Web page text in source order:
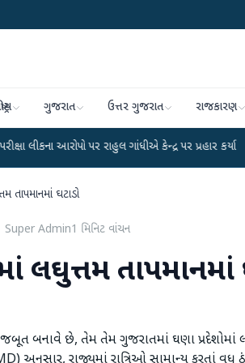
ગુજરાત ઉત્તર ગુજરાત રાજકારણ
પર રાહુલ ગાંધીએ કેન્દ્ર પર પ્રહાર કર્યા ●
તાપમાનમાં ઘટાડો
Super Admin1 મિનિટ વાંચન
લઘુત્તમ તાપમાનમાં
બનાવે છે, તેમ તેમ ગુજરાતમાં ઘણા પ્રદેશોમાં